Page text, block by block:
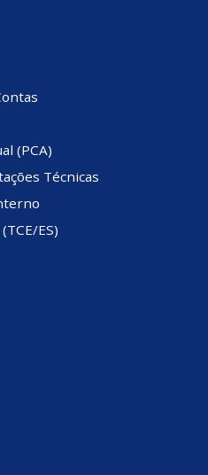
(PCA)
Técnicas
ES)